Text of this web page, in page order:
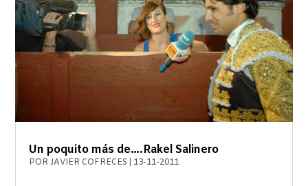
Un poquito más de….Rakel Salinero
PORJAVIER COFRECES 13-11-2011